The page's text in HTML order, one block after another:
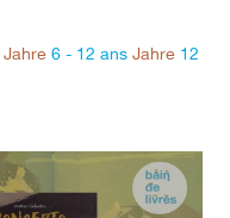
Jahre 6 - 12 ans Jahre 12